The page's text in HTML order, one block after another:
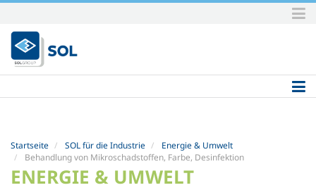
Direkt
zum
Inhalt
|
zur
Startseite SOL für die Industrie
Energie & Umwelt
Behandlung von Mikroschadstoffen, Farbe, Desinfektion
ENERGIE & UMWELT